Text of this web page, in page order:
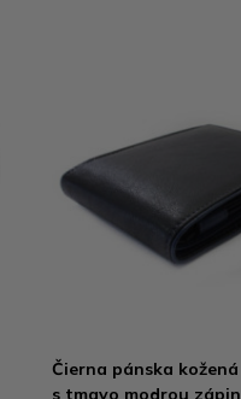
Čierna pánska
s tmavo modrou